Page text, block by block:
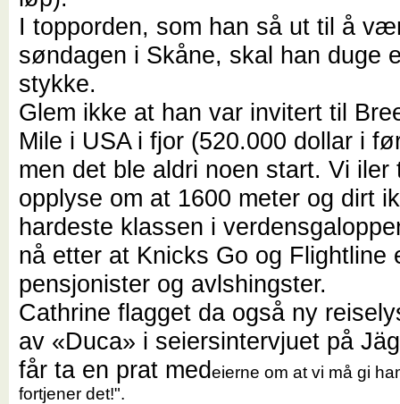
I topporden, som han så ut til å
søndagen i Skåne, skal han duge
stykke.
Glem ikke at han var invitert til
Mile i USA i fjor (520.000 dollar i
men det ble aldri noen start. Vi iler
opplyse om at 1600 meter og dirt
hardeste klassen i
nå etter at Knicks Go og Flightline
pensjonister og avlshingster.
Cathrine flagget da også ny
av «Duca» i seiersintervjuet på
får ta en prat medeierne om at vi må gi
fortjener det!".